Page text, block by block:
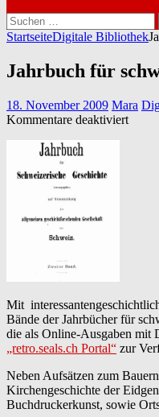
Suchen
nach:
StartseiteDigitale Bibliothek
Jahrbuch für
18. November 2009 Mara
Kommentare deaktiviertfür
Mit
Bände der Jahrbücher für
die als Online-Ausgaben mit
„retro.seals.ch Portal“ zur
Neben Aufsätzen zum
Kirchengeschichte der
Buchdruckerkunst, sowie